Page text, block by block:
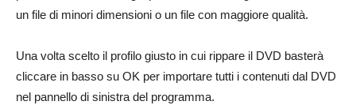
un file di minori dimensioni o un file con maggiore qualità.
Una volta scelto il profilo giusto in cui rippare il DVD basterà
cliccare in basso su OK per importare tutti i contenuti dal DVD
nel pannello di sinistra del programma.